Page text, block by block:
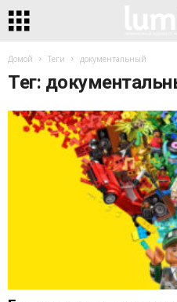
Домой Теги документальный
Тег: